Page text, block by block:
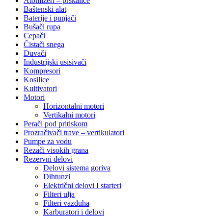
Baštenski alat
Baterije i punjači
Bušači rupa
Cepači
Čistači snega
Duvači
Industrijski usisivači
Kompresori
Kosilice
Kultivatori
Motori
Horizontalni motori
Vertikalni motori
Perači pod pritiskom
Prozračivači trave – vertikulatori
Pumpe za vodu
Rezači visokih grana
Rezervni delovi
Delovi sistema goriva
Dihtunzi
Električni delovi I starteri
Filteri ulja
Filteri vazduha
Karburatori i delovi